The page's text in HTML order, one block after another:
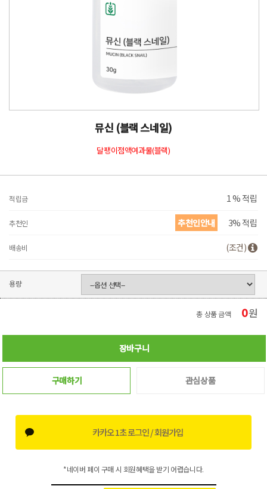
뮤신 (블랙 스네일)
달팽이점액여과물(블랙)
적립금 1 % 적립
추천인 추천인안내 3% 적립
배송비 (조건)
용량
총 상품 금액 0원
장바구니
구매하기 관심상품
카카오 1초 로그인 / 회원가입
*네이버 페이 구매 시 회원혜택을 받기 어렵습니다.